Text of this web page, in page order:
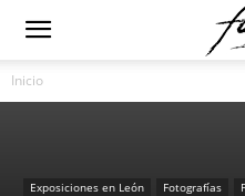
Inicio
Exposiciones en León Fotografías